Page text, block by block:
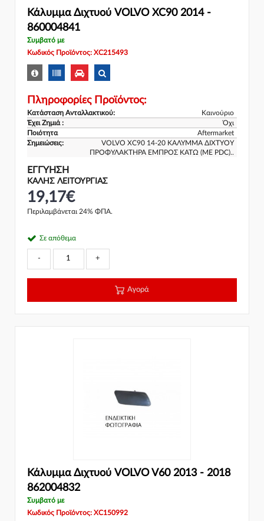
Κάλυμμα Διχτυού VOLVO XC90 2014 -
860004841
Συμβατό με
Κωδικός Προϊόντος: XC215493
Πληροφορίες Προϊόντος:
Κατάσταση Ανταλλακτικού:
Καινούριο
Έχει Ζημιά :
Όχι
Ποιότητα
Aftermarket
Σημειώσεις:
VOLVO XC90 14-20 ΚΑΛΥΜΜΑ ΔΙΧΤΥΟΥ
ΠΡΟΦΥΛΑΚΤΗΡΑ ΕΜΠΡΟΣ ΚΑΤΩ (ΜΕ PDC)..
ΕΓΓΎΗΣΗ
ΚΑΛΗΣ ΛΕΙΤΟΥΡΓΙΑΣ
19,17€
Περιλαμβάνεται 24% ΦΠΑ.
Σε απόθεμα
- +
Αγορά
Κάλυμμα Διχτυού VOLVO V60 2013 - 2018
862004832
Συμβατό με
Κωδικός Προϊόντος: XC150992